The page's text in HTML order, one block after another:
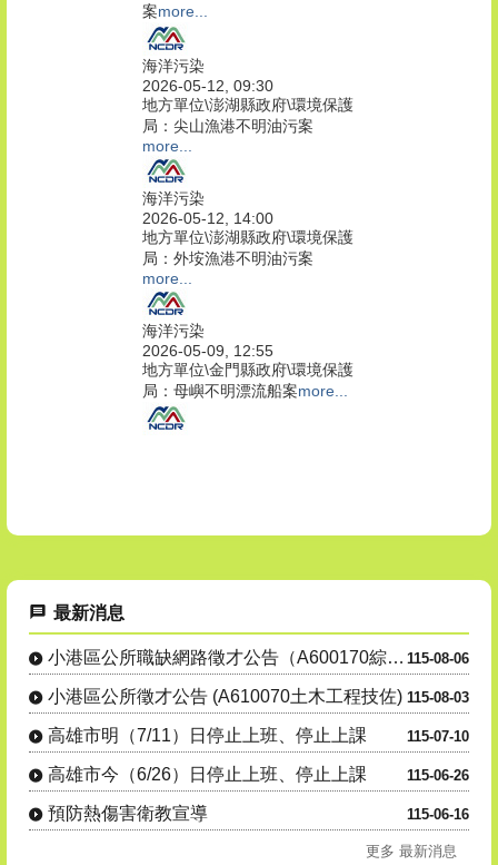
案more...
海洋污染
2026-05-12, 09:30
地方單位\澎湖縣政府\環境保護
局：尖山漁港不明油污案
more...
海洋污染
2026-05-12, 14:00
地方單位\澎湖縣政府\環境保護
局：外垵漁港不明油污案
more...
海洋污染
2026-05-09, 12:55
地方單位\金門縣政府\環境保護
局：母嶼不明漂流船案more...
最新消息
115-08-06
小港區公所職缺網路徵才公告（A600170綜合行政職系里幹事....
115-08-03
小港區公所徵才公告 (A610070土木工程技佐)
115-07-10
高雄市明（7/11）日停止上班、停止上課
115-06-26
高雄市今（6/26）日停止上班、停止上課
115-06-16
預防熱傷害衛教宣導
更多 最新消息